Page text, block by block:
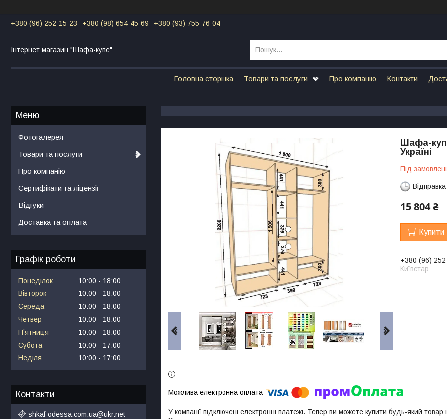
+380 (96) 252-15-23 +380 (98) 654-45-69 +380 (93) 755-76-04
Інтернет магазин "Шафа-купе"
Головна сторінка Товари та послуги Про компанію Контакти
Шафа-
Україні
Під
15 804 ₴
Купити
+380 (96)
Київстар
У компанії підключені електронні платежі. Тепер ви можете купити будь-який
Фотогалерея
Товари та послуги
Про компанію
Сертифікати та ліцензії
Відгуки
Доставка та оплата
Графік роботи
Понеділок 10:00
18:00
Вівторок
10:00
18:00
Середа
10:00
18:00
Четвер
10:00
18:00
Пʼятниця
10:00
18:00
Субота
10:00
17:00
Неділя
10:00 17:00
Контакти
shkaf-odessa.com.ua@ukr.net